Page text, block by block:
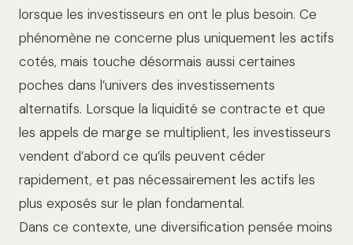
lorsque les investisseurs en ont le plus besoin. Ce
phénomène ne concerne plus uniquement les actifs
cotés, mais touche désormais aussi certaines
poches dans l’univers des investissements
alternatifs. Lorsque la liquidité se contracte et que
les appels de marge se multiplient, les investisseurs
vendent d’abord ce qu’ils peuvent céder
rapidement, et pas nécessairement les actifs les
plus exposés sur le plan fondamental.
Dans ce contexte, une diversification pensée moins